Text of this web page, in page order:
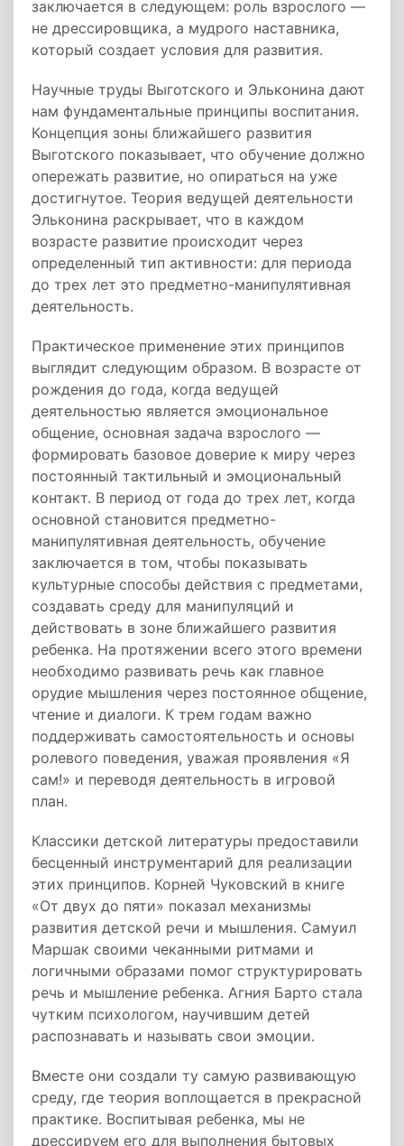
заключается в следующем: роль взрослого —
не дрессировщика, а мудрого наставника,
который создает условия для развития.
Научные труды Выготского и Эльконина дают
нам фундаментальные принципы воспитания.
Концепция зоны ближайшего развития
Выготского показывает, что обучение должно
опережать развитие, но опираться на уже
достигнутое. Теория ведущей деятельности
Эльконина раскрывает, что в каждом
возрасте развитие происходит через
определенный тип активности: для периода
до трех лет это предметно-манипулятивная
деятельность.
Практическое применение этих принципов
выглядит следующим образом. В возрасте от
рождения до года, когда ведущей
деятельностью является эмоциональное
общение, основная задача взрослого —
формировать базовое доверие к миру через
постоянный тактильный и эмоциональный
контакт. В период от года до трех лет, когда
основной становится предметно-
манипулятивная деятельность, обучение
заключается в том, чтобы показывать
культурные способы действия с предметами,
создавать среду для манипуляций и
действовать в зоне ближайшего развития
ребенка. На протяжении всего этого времени
необходимо развивать речь как главное
орудие мышления через постоянное общение,
чтение и диалоги. К трем годам важно
поддерживать самостоятельность и основы
ролевого поведения, уважая проявления «Я
сам!» и переводя деятельность в игровой
план.
Классики детской литературы предоставили
бесценный инструментарий для реализации
этих принципов. Корней Чуковский в книге
«От двух до пяти» показал механизмы
развития детской речи и мышления. Самуил
Маршак своими чеканными ритмами и
логичными образами помог структурировать
речь и мышление ребенка. Агния Барто стала
чутким психологом, научившим детей
распознавать и называть свои эмоции.
Вместе они создали ту самую развивающую
среду, где теория воплощается в прекрасной
практике. Воспитывая ребенка, мы не
дрессируем его для выполнения бытовых